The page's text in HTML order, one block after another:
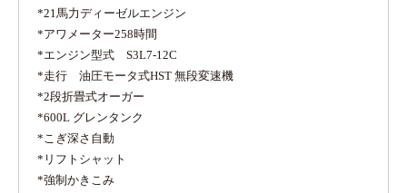
*21馬力ディーゼルエンジン
*アワメーター258時間
*エンジン型式 S3L7-12C
*走行 油圧モータ式HST 無段変速機
*2段折畳式オーガー
*600L グレンタンク
*こぎ深さ自動
*リフトシャット
*強制かきこみ